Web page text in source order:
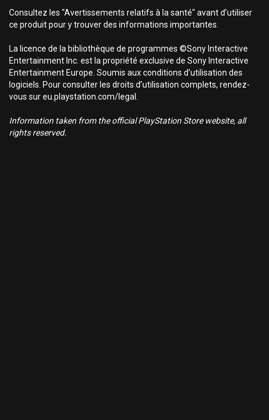
Consultez les "Avertissements relatifs à la santé" avant d’utiliser
ce produit pour y trouver des informations importantes.
La licence de la bibliothèque de programmes ©Sony Interactive
Entertainment Inc. est la propriété exclusive de Sony Interactive
Entertainment Europe. Soumis aux conditions d’utilisation des
logiciels. Pour consulter les droits d’utilisation complets, rendez-
vous sur eu.playstation.com/legal.
Information taken from the official PlayStation Store website, all
rights reserved.